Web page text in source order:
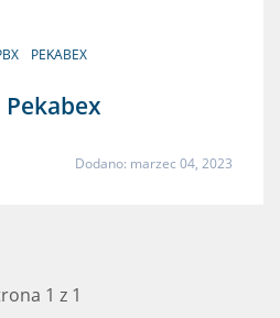
PEKABEX
Dodano: marzec 04, 2023
1 z 1